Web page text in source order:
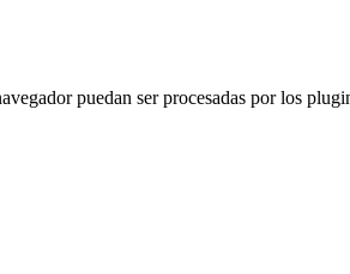
puedan ser procesadas por los